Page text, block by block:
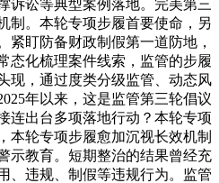
诉讼等典型案例落地。完美第三
制。本轮专项步履首要使命，另
紧盯防备财政制假第一道防地，
态化梳理案件线索，监管的步履
现，通过度类分级监管、动态风
年以来，这是监管第三轮倡议
连出台多项落地行动？本轮专项
本轮专项步履愈加沉视长效机制
示教育。短期整治的结果曾经充
、违规、制假等违规行为。监管